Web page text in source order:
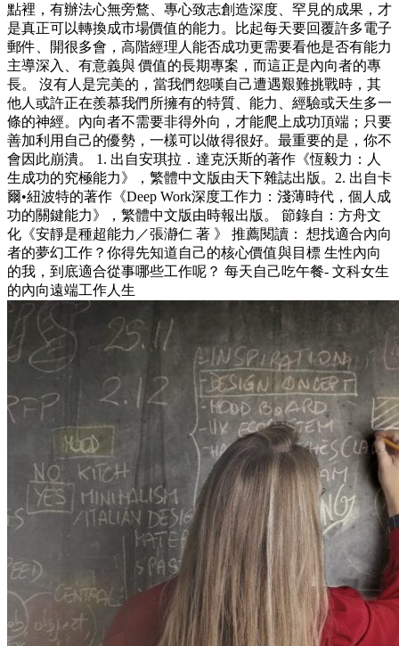
點裡，有辦法心無旁鶩、專心致志創造深度、罕見的成果，才
是真正可以轉換成市場價值的能力。比起每天要回覆許多電子
郵件、開很多會，高階經理人能否成功更需要看他是否有能力
主導深入、有意義與 價值的長期專案，而這正是內向者的專
長。 沒有人是完美的，當我們怨嘆自己遭遇艱難挑戰時，其
他人或許正在羨慕我們所擁有的特質、能力、經驗或天生多一
條的神經。內向者不需要非得外向，才能爬上成功頂端；只要
善加利用自己的優勢，一樣可以做得很好。最重要的是，你不
會因此崩潰。 1. 出自安琪拉．達克沃斯的著作《恆毅力：人
生成功的究極能力》，繁體中文版由天下雜誌出版。2. 出自卡
爾•紐波特的著作《Deep Work深度工作力：淺薄時代，個人成
功的關鍵能力》，繁體中文版由時報出版。 節錄自：方舟文
化《安靜是種超能力／張瀞仁 著 》 推薦閱讀： 想找適合內向
者的夢幻工作？你得先知道自己的核心價值與目標 生性內向
的我，到底適合從事哪些工作呢？ 每天自己吃午餐- 文科女生
的內向遠端工作人生